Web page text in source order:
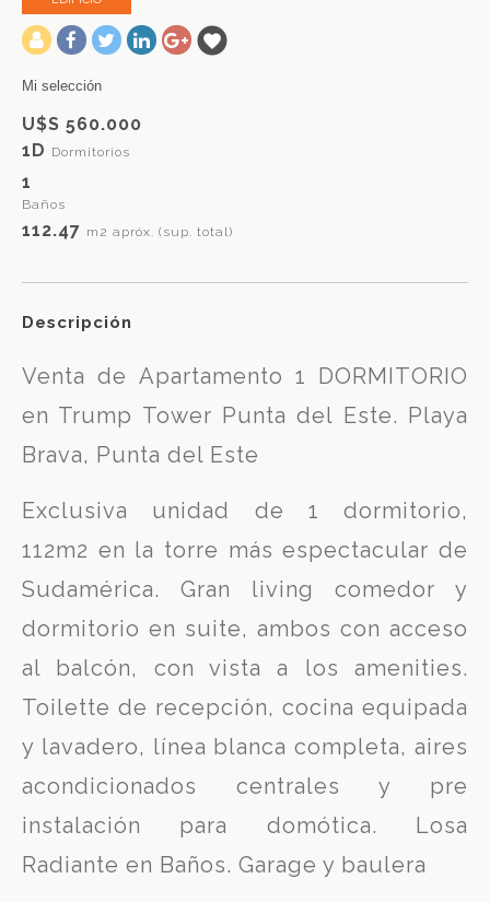
-
Mi selección
U$S 560.000
1D Dormitorios
1
Baños
112.47 m2 apróx. (sup. total)
Descripción
Venta de Apartamento 1 DORMITORIO
en Trump Tower Punta del Este. Playa
Brava, Punta del Este
Exclusiva unidad de 1 dormitorio,
112m2 en la torre más espectacular de
Sudamérica. Gran living comedor y
dormitorio en suite, ambos con acceso
al balcón, con vista a los amenities.
Toilette de recepción, cocina equipada
y lavadero, línea blanca completa, aires
acondicionados centrales y pre
instalación para domótica. Losa
Radiante en Baños. Garage y baulera